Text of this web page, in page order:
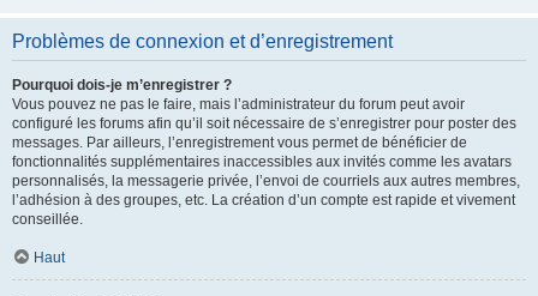
Problèmes de connexion et d’enregistrement
Pourquoi dois-je m’enregistrer ?
Vous pouvez ne pas le faire, mais l’administrateur du forum peut avoir
configuré les forums afin qu’il soit nécessaire de s’enregistrer pour poster des
messages. Par ailleurs, l’enregistrement vous permet de bénéficier de
fonctionnalités supplémentaires inaccessibles aux invités comme les avatars
personnalisés, la messagerie privée, l’envoi de courriels aux autres membres,
l’adhésion à des groupes, etc. La création d’un compte est rapide et vivement
conseillée.
Haut